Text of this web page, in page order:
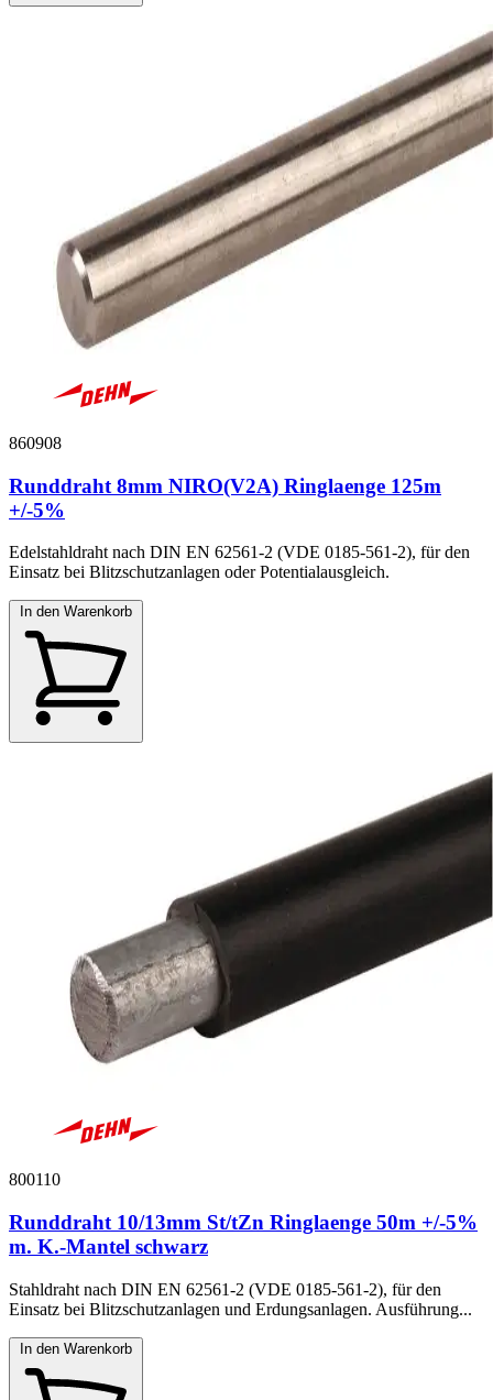
860908
Runddraht 8mm NIRO(V2A) Ringlaenge 125m
+/-5%
Edelstahldraht nach DIN EN 62561-2 (VDE 0185-561-2), für den
Einsatz bei Blitzschutzanlagen oder Potentialausgleich.
In den Warenkorb
800110
Runddraht 10/13mm St/tZn Ringlaenge 50m +/-5%
m. K.-Mantel schwarz
Stahldraht nach DIN EN 62561-2 (VDE 0185-561-2), für den
Einsatz bei Blitzschutzanlagen und Erdungsanlagen. Ausführung...
In den Warenkorb